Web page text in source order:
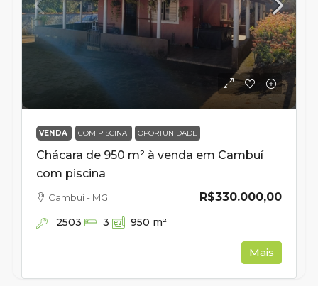
VENDA COM PISCINA OPORTUNIDADE
Chácara de 950 m² à venda em Cambuí
com piscina
R$330.000,00
Cambuí - MG
2503 3 950 m²
Mais